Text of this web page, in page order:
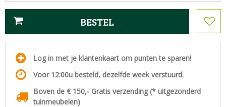
Log in met je klantenkaart om punten te sparen!
Voor 12:00u besteld, dezelfde week verstuurd.
Boven de € 150,- Gratis verzending (* uitgezonderd
tuinmeubelen)